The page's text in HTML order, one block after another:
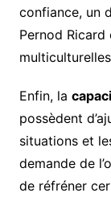
confiance, un
Pernod Ricard
Enfin, la
possèdent
situations et
demande de
de réfréner